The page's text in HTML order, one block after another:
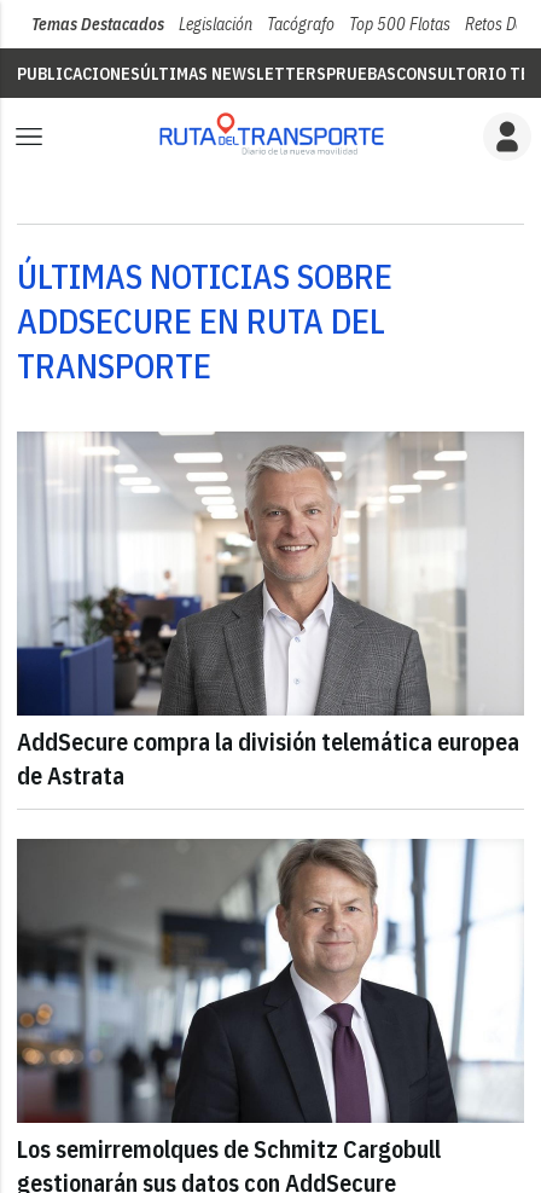
Temas Destacados Legislación Tacógrafo Top 500 Flotas Retos Del
PUBLICACIONESÚLTIMAS NEWSLETTERSPRUEBASCONSULTORIO
ÚLTIMAS NOTICIAS SOBRE
ADDSECURE EN RUTA DEL
TRANSPORTE
AddSecure compra la división telemática europea
de Astrata
Los semirremolques de Schmitz Cargobull
gestionarán sus datos con AddSecure